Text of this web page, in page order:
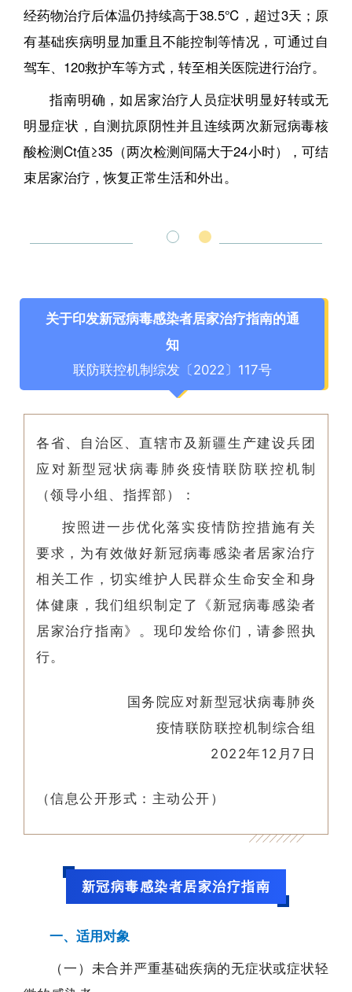
经药物治疗后体温仍持续高于38.5℃，超过3天；原
有基础疾病明显加重且不能控制等情况，可通过自
驾车、120救护车等方式，转至相关医院进行治疗。
指南明确，如居家治疗人员症状明显好转或无
明显症状，自测抗原阴性并且连续两次新冠病毒核
酸检测Ct值≥35（两次检测间隔大于24小时），可结
束居家治疗，恢复正常生活和外出。
关于印发新冠病毒感染者居家治疗指南的通
知
联防联控机制综发〔2022〕117号
各省、自治区、直辖市及新疆生产建设兵团
应对新型冠状病毒肺炎疫情联防联控机制
（领导小组、指挥部）：
按照进一步优化落实疫情防控措施有关
要求，为有效做好新冠病毒感染者居家治疗
相关工作，切实维护人民群众生命安全和身
体健康，我们组织制定了《新冠病毒感染者
居家治疗指南》。现印发给你们，请参照执
行。
国务院应对新型冠状病毒肺炎
疫情联防联控机制综合组
2022年12月7日
（信息公开形式：主动公开）
新冠病毒感染者居家治疗指南
一、适用对象
（一） 未合并严重基础疾病的无症状或症状轻